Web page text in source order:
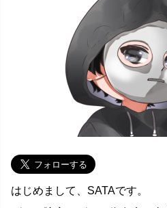
はじめまして、SATAです。